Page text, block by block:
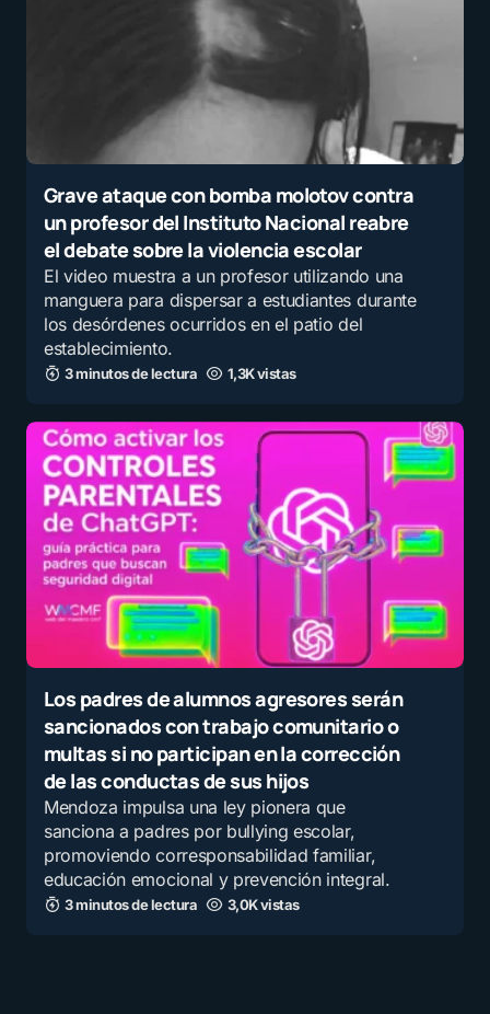
no comprenden su funcionamiento, no
basta con tener un celular o una
computadora si no se tiene criterio ni
alfabetización digital. La IA es una
herramienta increible que optimiza
procesos en muchos niveles y
aspectos, me parece chistoso es que
usas “tecnofilia” y “analfabetismo”
como si fueran opuestos, cuando en
realidad no tienen ninguna relación
lógica. Ser «tecnófilo» como
denominas no implica ignorancia, de
hecho necesitas mucho conocimiento
adaptas serás remplazado por quien si
lo sepa usar. Tremendo mediocre.
por Juan Rojas
7 noviembre, 2025 a las 12:34 am
Le felicito porque está actualizado de
acuerdo al avance de la tecnología, no
como los otros que aún siguen en lo
tradicional.
por Elida Malina Guadalupe Rodriguez
7 noviembre, 2025 a las 12:09 am
Son herramientas
por Juan Jose Hurtado Moreno
6 noviembre, 2025 a las 10:58 pm
Grave ataque con bomba molotov contra
un profesor del Instituto Nacional reabre
el debate sobre la violencia escolar
El video muestra a un profesor utilizando una
manguera para dispersar a estudiantes durante
los desórdenes ocurridos en el patio del
establecimiento.
3 minutos de lectura 1,3K vistas
Los padres de alumnos agresores serán
sancionados con trabajo comunitario o
multas si no participan en la corrección
de las conductas de sus hijos
Mendoza impulsa una ley pionera que
sanciona a padres por bullying escolar,
promoviendo corresponsabilidad familiar,
educación emocional y prevención integral.
3 minutos de lectura 3,0K vistas